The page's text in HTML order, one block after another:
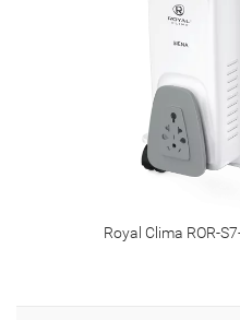
Royal Clima ROR-